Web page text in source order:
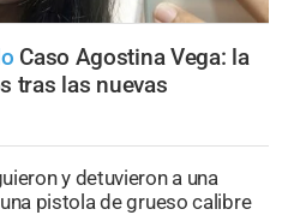
Caso Agostina Vega: la
tras las nuevas
y detuvieron a una
pistola de grueso calibre